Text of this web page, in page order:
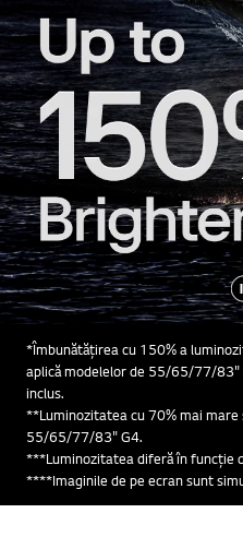
*Îmbunătățirea cu 150% a
aplică modelelor de 55/65/77/83"
inclus.
**Luminozitatea cu 70% mai mare
55/65/77/83" G4.
***Luminozitatea diferă în funcție
****Imaginile de pe ecran sunt